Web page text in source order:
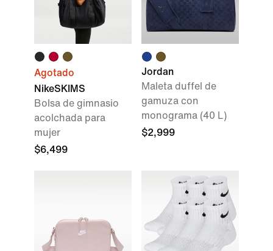
Agotado
NikeSKIMS
Bolsa de gimnasio
acolchada para
mujer
$6,499
Jordan
Maleta duffel de
gamuza con
monograma (40 L)
$2,999